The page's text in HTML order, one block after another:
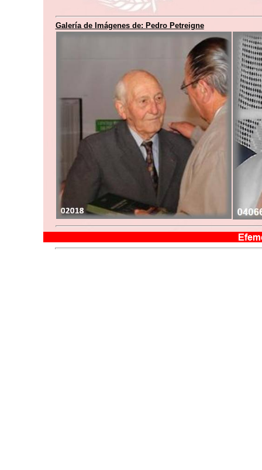
Galería de Imágenes de: Pedro Petreigne